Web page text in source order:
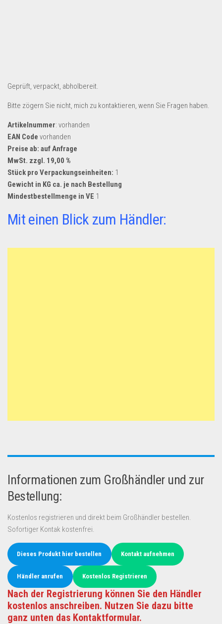
Geprüft, verpackt, abholbereit.
Bitte zögern Sie nicht, mich zu kontaktieren, wenn Sie Fragen haben.
Artikelnummer: vorhanden
EAN Code vorhanden
Preise ab: auf Anfrage
MwSt. zzgl. 19,00 %
Stück pro Verpackungseinheiten: 1
Gewicht in KG ca. je nach Bestellung
Mindestbestellmenge in VE 1
Mit einen Blick zum Händler:
Informationen zum Großhändler und zur
Bestellung:
Kostenlos registrieren und direkt beim Großhändler bestellen.
Sofortiger Kontak kostenfrei.
Dieses Produkt hier bestellen Kontakt aufnehmen
Händler anrufen Kostenlos Registrieren
Nach der Registrierung können Sie den Händler
kostenlos anschreiben. Nutzen Sie dazu bitte
ganz unten das Kontaktformular.